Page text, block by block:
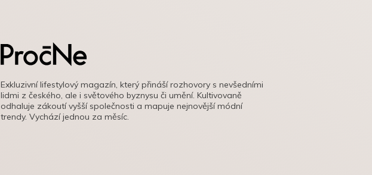
Exkluzivní lifestylový magazín, který přináší rozhovory s nevšedními
lidmi z českého, ale i světového byznysu či umění. Kultivovaně
odhaluje zákoutí vyšší společnosti a mapuje nejnovější módní
trendy. Vychází jednou za měsíc.